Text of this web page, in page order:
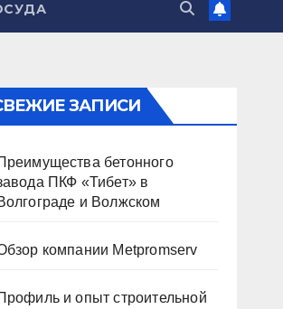
ЗАПИСИ
бетонного
ПКФ «Тибет» в
и Волжском
компании Metpromserv
и опыт строительной